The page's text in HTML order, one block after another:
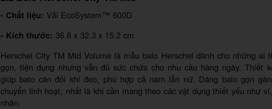
- Chất liệu: Vải EcoSystem™ 600D
- Kích thước: 36.8 x 32.3 x 15.2 cm
Herschel City TM Mid Volume là mẫu balo Herschel dành cho những ai
gọn, tiện dụng nhưng vẫn đủ sức chứa cho nhu cầu hàng ngày. Thiết
giúp balo cân đối khi đeo, phù hợp cả nam lẫn nữ. Dáng balo gọn
chuyển linh hoạt, nhất là khi cần mang theo các vật dụng thiết yếu như
nhân.